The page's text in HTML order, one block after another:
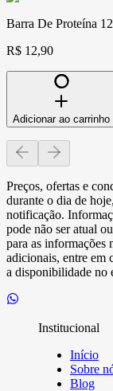
Barra De Proteína
R$ 12,90
Adicionar ao carrinho
Preços, ofertas e
durante o dia de
notificação.
pode não ser atual
para as informações
adicionais, entre em
a disponibilidade no
Institucional
Início
Sobre
Blog